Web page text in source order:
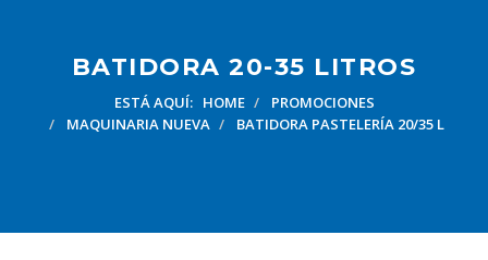
BATIDORA 20-35 LITROS
ESTÁ AQUÍ: HOME
PROMOCIONES
MAQUINARIA NUEVA
BATIDORA PASTELERÍA 20/35 L